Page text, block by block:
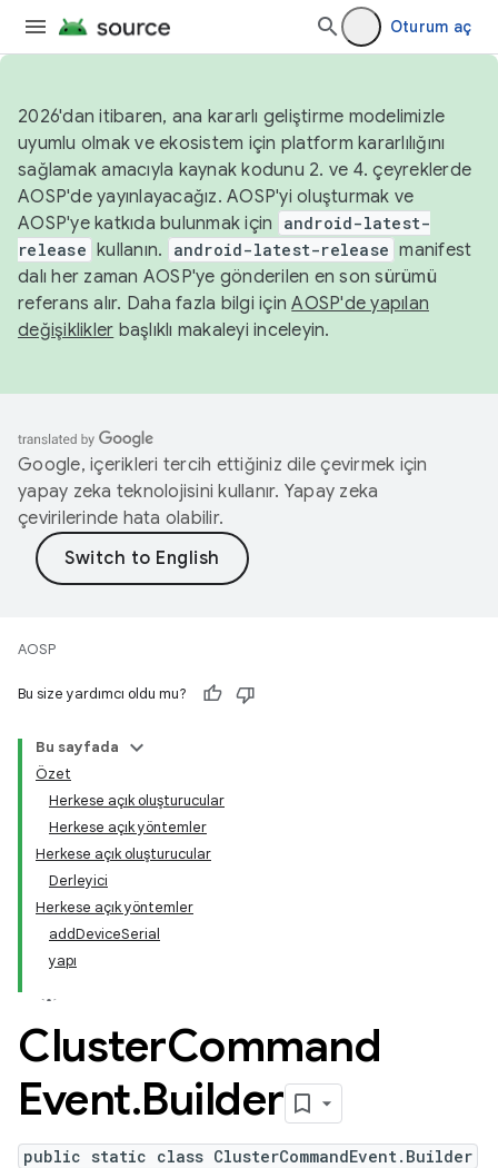
Oturum aç
2026'dan itibaren, ana kararlı geliştirme modelimizle
uyumlu olmak ve ekosistem için platform kararlılığını
sağlamak amacıyla kaynak kodunu 2. ve 4. çeyreklerde
AOSP'de yayınlayacağız. AOSP'yi oluşturmak ve
AOSP'ye katkıda bulunmak için
android-latest-
release kullanın. android-latest-release manifest
dalı her zaman AOSP'ye gönderilen en son sürümü
referans alır. Daha fazla bilgi içinAOSP'de yapılan
değişiklikler başlıklı makaleyi inceleyin.
Google, içerikleri tercih ettiğiniz dile çevirmek için
yapay zeka teknolojisini kullanır. Yapay zeka
çevirilerinde hata olabilir.
AOSP
Bu size yardımcı oldu mu?
Bu sayfada
Özet
Herkese açık oluşturucular
Herkese açık yöntemler
Herkese açık oluşturucular
Derleyici
Herkese açık yöntemler
addDeviceSerial
yapı
ClusterCommand
Event.Builder
public static class ClusterCommandEvent.Builder